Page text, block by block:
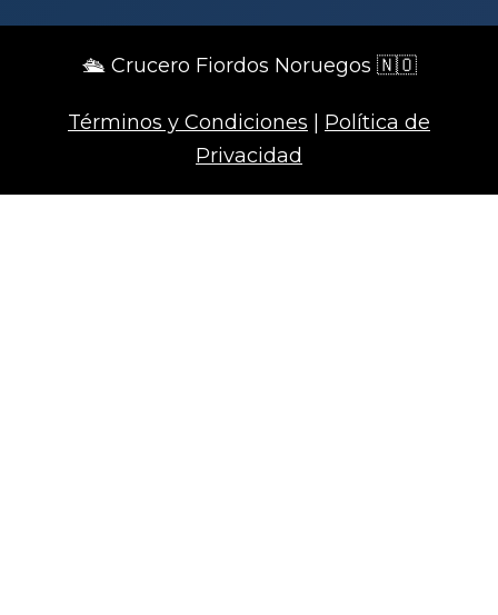
🛳 Crucero Fiordos Noruegos 🇳🇴
Términos y Condiciones
Política de
Privacidad